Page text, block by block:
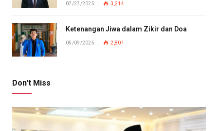
07/27/2025 3,214
Ketenangan Jiwa dalam Zikir dan Doa
05/09/2025 2,801
Don't Miss